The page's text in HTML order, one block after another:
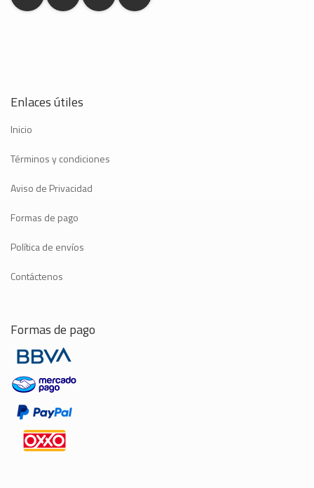
Enlaces útiles
Inicio
Términos y condiciones
Aviso de Privacidad
Formas de pago
Política de envíos
Contáctenos
Formas de pago